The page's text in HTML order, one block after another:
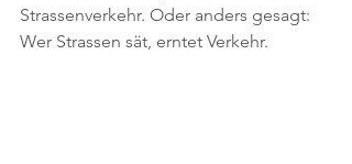
Strassenverkehr. Oder anders gesagt:
Wer Strassen sät, erntet Verkehr.